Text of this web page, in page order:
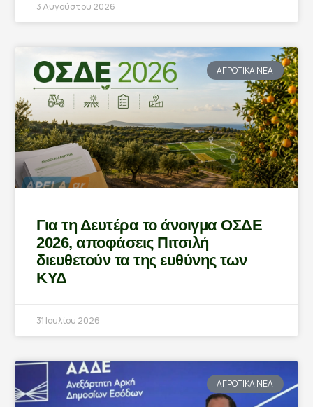
3 Αυγούστου 2026
ΑΓΡΟΤΙΚΑ ΝΕΑ
Για τη Δευτέρα το άνοιγμα ΟΣΔΕ
2026, αποφάσεις Πιτσιλή
διευθετούν τα της ευθύνης των
ΚΥΔ
31 Ιουλίου 2026
ΑΓΡΟΤΙΚΑ ΝΕΑ